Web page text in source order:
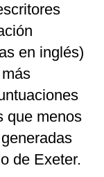
en inglés)
que menos
de Exeter.